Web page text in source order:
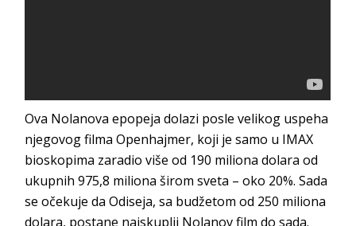
Ova Nolanova epopeja dolazi posle velikog uspeha
njegovog filma Openhajmer, koji je samo u IMAX
bioskopima zaradio više od 190 miliona dolara od
ukupnih 975,8 miliona širom sveta – oko 20%. Sada
se očekuje da Odiseja, sa budžetom od 250 miliona
dolara, postane najskuplji Nolanov film do sada.